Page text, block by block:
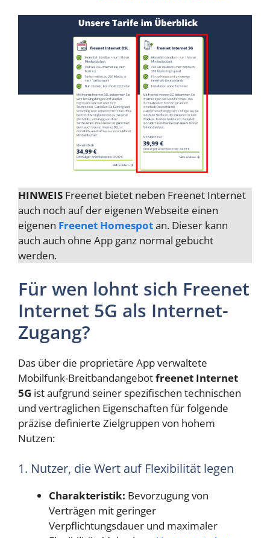
HINWEIS Freenet bietet neben Freenet Internet
auch noch auf der eigenen Webseite einen
eigenen Freenet Homespotan. Dieser kann
auch auch ohne App ganz normal gebucht
werden.
Für wen lohnt sich Freenet
Internet 5G als Internet-
Zugang?
Das über die proprietäre App verwaltete
Mobilfunk-Breitbandangebotfreenet Internet
5G ist aufgrund seiner spezifischen technischen
und vertraglichen Eigenschaften für folgende
präzise definierte Zielgruppen von hohem
Nutzen:
1. Nutzer, die Wert auf Flexibilität legen
Charakteristik: Bevorzugung von
Verträgen mit geringer
Verpflichtungsdauer und maximaler